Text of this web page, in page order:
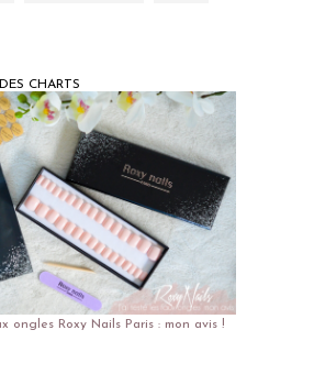
CHARTS
ongles Roxy Nails Paris : mon avis !